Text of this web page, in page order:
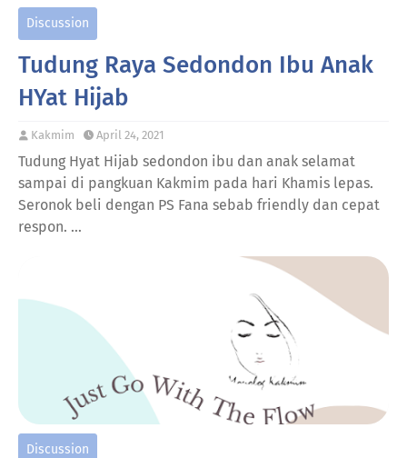
Discussion
Tudung Raya Sedondon Ibu Anak
HYat Hijab
Kakmim April 24, 2021
Tudung Hyat Hijab sedondon ibu dan anak selamat
sampai di pangkuan Kakmim pada hari Khamis lepas.
Seronok beli dengan PS Fana sebab friendly dan cepat
respon. …
Discussion